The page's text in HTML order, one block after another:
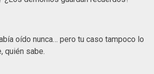
oído nunca… pero tu caso tampoco lo
quién sabe.